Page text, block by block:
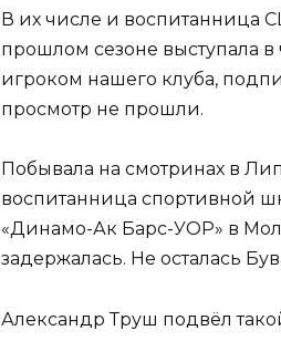
В их числе и воспитанница
прошлом сезоне выступала
игроком нашего клуба,
просмотр не прошли.
Побывала на смотринах в
воспитанница спортивной
«Динамо-Ак Барс-УОР» в
задержалась. Не осталась
Александр Труш подвёл